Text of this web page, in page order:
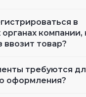
в
компании,
ввозит товар?
требуются
оформления?